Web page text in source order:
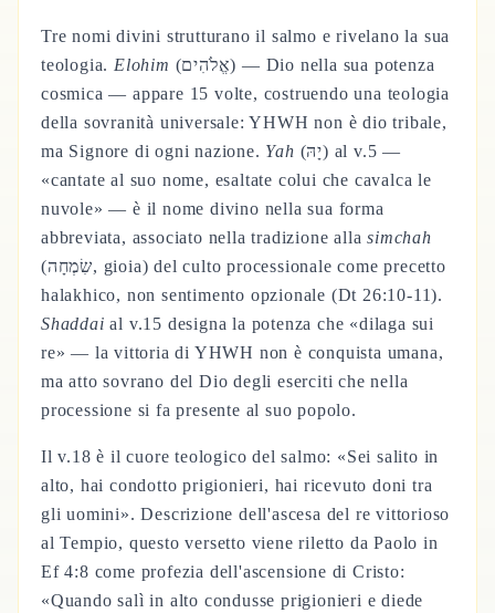
Tre nomi divini strutturano il salmo e rivelano la sua
teologia. Elohim (אֱלֹהִים) — Dio nella sua potenza
cosmica — appare 15 volte, costruendo una teologia
della sovranità universale: YHWH non è dio tribale,
ma Signore di ogni nazione. Yah (יָהּ) al v.5 —
«cantate al suo nome, esaltate colui che cavalca le
nuvole» — è il nome divino nella sua forma
abbreviata, associato nella tradizione allasimchah
(שִׂמְחָה, gioia) del culto processionale come precetto
halakhico, non sentimento opzionale (Dt 26:10-11).
Shaddai al v.15 designa la potenza che «dilaga sui
re» — la vittoria di YHWH non è conquista umana,
ma atto sovrano del Dio degli eserciti che nella
processione si fa presente al suo popolo.
Il v.18 è il cuore teologico del salmo: «Sei salito in
alto, hai condotto prigionieri, hai ricevuto doni tra
gli uomini». Descrizione dell'ascesa del re vittorioso
al Tempio, questo versetto viene riletto da Paolo in
Ef 4:8 come profezia dell'ascensione di Cristo:
«Quando salì in alto condusse prigionieri e diede